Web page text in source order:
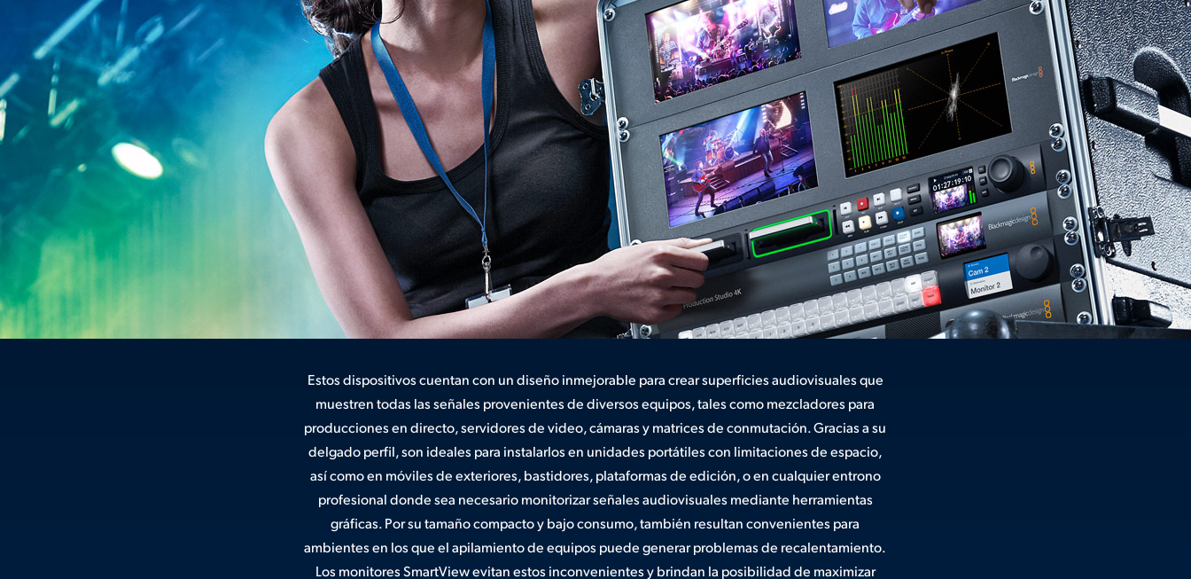
Estos dispositivos cuentan con un diseño inmejorable para crear superficies audiovisuales que
muestren todas las señales provenientes de diversos equipos, tales como mezcladores para
producciones en directo, servidores de video, cámaras y matrices de conmutación. Gracias a su
delgado perfil, son ideales para instalarlos en unidades portátiles con limitaciones de espacio,
así como en móviles de exteriores, bastidores, plataformas de edición, o en cualquier entrono
profesional donde sea necesario monitorizar señales audiovisuales mediante herramientas
gráficas. Por su tamaño compacto y bajo consumo, también resultan convenientes para
ambientes en los que el apilamiento de equipos puede generar problemas de recalentamiento.
Los monitores SmartView evitan estos inconvenientes y brindan la posibilidad de maximizar